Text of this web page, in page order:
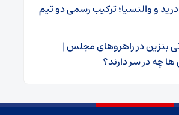
و والنسیا؛ ترکیب رسمی دو تیم
بنزین در راهروهای مجلس |
ها چه در سر دارند؟